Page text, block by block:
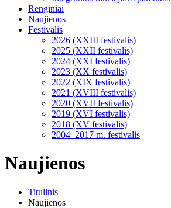
Renginiai
Naujienos
Festivalis
2026 (XXIII festivalis)
2025 (XXII festivalis)
2024 (XXI festivalis)
2023 (XX festivalis)
2022 (XIX festivalis)
2021 (XVIII festivalis)
2020 (XVII festivalis)
2019 (XVI festivalis)
2018 (XV festivalis)
2004–2017 m. festivalis
Naujienos
Titulinis
Naujienos